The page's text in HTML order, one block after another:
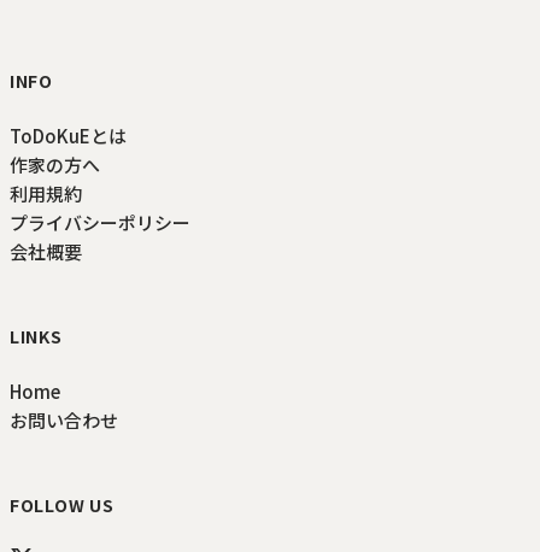
INFO
ToDoKuEとは
作家の方へ
利用規約
プライバシーポリシー
会社概要
LINKS
Home
お問い合わせ
FOLLOW US